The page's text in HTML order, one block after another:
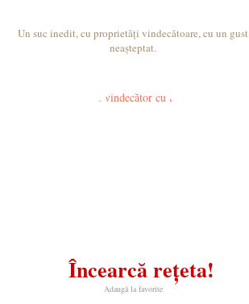
Un suc inedit, cu proprietăți vindecătoare, cu un gust
neașteptat.
Încearcă rețeta!
Adaugă la favorite